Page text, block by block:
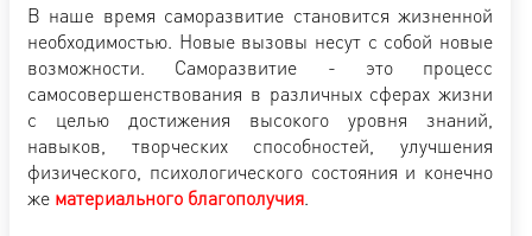
В наше время саморазвитие становится жизненной
необходимостью. Новые вызовы несут с собой новые
возможности. Саморазвитие - это процесс
самосовершенствования в различных сферах жизни
с целью достижения высокого уровня знаний,
навыков, творческих способностей, улучшения
физического, психологического состояния и конечно
же материального благополучия.